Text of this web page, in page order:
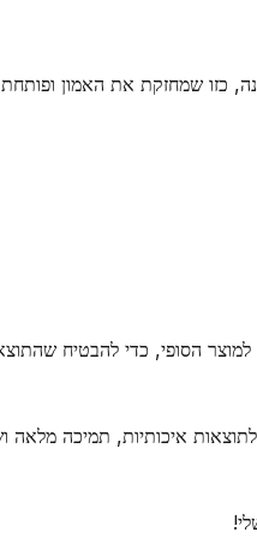
כזו שמחזקת את האמון
הסופי, כדי להבטיח
איכותיות, תמיכה מלאה